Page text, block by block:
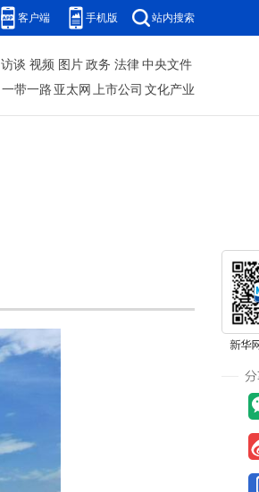
客户端 手机版 站内搜索
访谈 视频 图片 政务 法律 中央文件
一带一路 亚太网 上市公司 文化产业